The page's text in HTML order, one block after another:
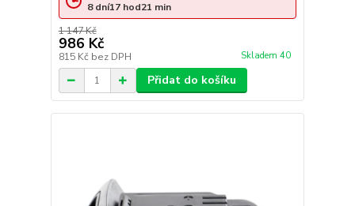
1 147 Kč
986 Kč
815 Kč bez DPH Skladem 40
8 dní17 hod21 min
Přidat do košíku